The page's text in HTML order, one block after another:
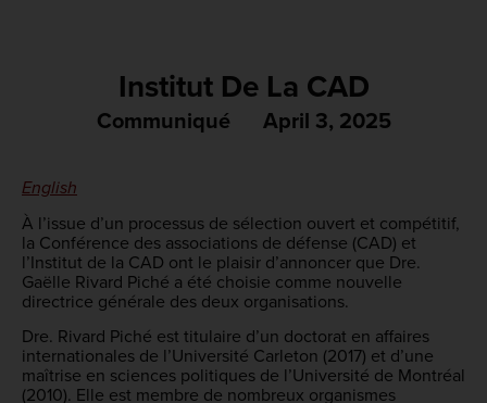
Institut De La CAD
Communiqué April 3, 2025
English
À l’issue d’un processus de sélection ouvert et compétitif,
la Conférence des associations de défense (CAD) et
l’Institut de la CAD ont le plaisir d’annoncer que Dre.
Gaëlle Rivard Piché a été choisie comme nouvelle
directrice générale des deux organisations.
Dre. Rivard Piché est titulaire d’un doctorat en affaires
internationales de l’Université Carleton (2017) et d’une
maîtrise en sciences politiques de l’Université de Montréal
(2010). Elle est membre de nombreux organismes